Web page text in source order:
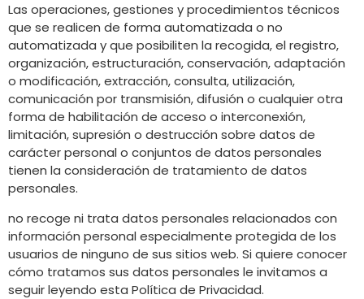
Las operaciones, gestiones y procedimientos técnicos
que se realicen de forma automatizada o no
automatizada y que posibiliten la recogida, el registro,
organización, estructuración, conservación, adaptación
o modificación, extracción, consulta, utilización,
comunicación por transmisión, difusión o cualquier otra
forma de habilitación de acceso o interconexión,
limitación, supresión o destrucción sobre datos de
carácter personal o conjuntos de datos personales
tienen la consideración de tratamiento de datos
personales.
no recoge ni trata datos personales relacionados con
información personal especialmente protegida de los
usuarios de ninguno de sus sitios web. Si quiere conocer
cómo tratamos sus datos personales le invitamos a
seguir leyendo esta Política de Privacidad.